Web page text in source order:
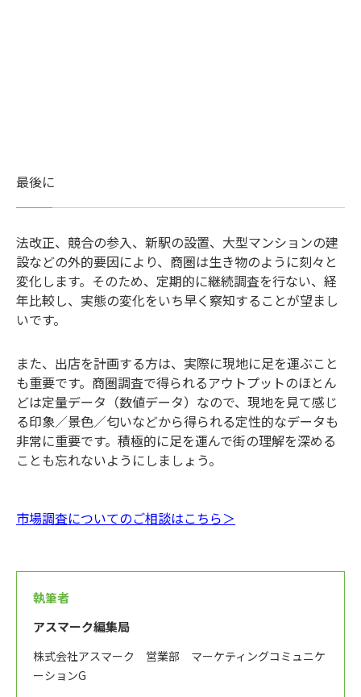
最後に
法改正、競合の参入、新駅の設置、大型マンションの建
設などの外的要因により、商圏は生き物のように刻々と
変化します。そのため、定期的に継続調査を行ない、経
年比較し、実態の変化をいち早く察知することが望まし
いです。
また、出店を計画する方は、実際に現地に足を運ぶこと
も重要です。商圏調査で得られるアウトプットのほとん
どは定量データ（数値データ）なので、現地を見て感じ
る印象／景色／匂いなどから得られる定性的なデータも
非常に重要です。積極的に足を運んで街の理解を深める
ことも忘れないようにしましょう。
市場調査についてのご相談はこちら＞
執筆者
アスマーク編集局
株式会社アスマーク 営業部 マーケティングコミュニケ
ーションG